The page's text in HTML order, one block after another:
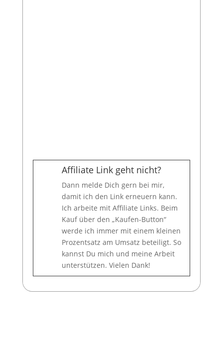
Affiliate Link geht nicht?
Dann melde Dich gern bei mir,
damit ich den Link erneuern kann.
Ich arbeite mit Affiliate Links. Beim
Kauf über den „Kaufen-Button“
werde ich immer mit einem kleinen
Prozentsatz am Umsatz beteiligt. So
kannst Du mich und meine Arbeit
unterstützen. Vielen Dank!